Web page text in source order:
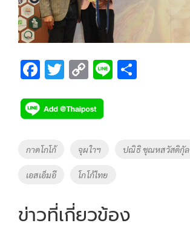
F
e
b
o
o
k
T
tt
er
C
p
y
Li
n
k
Li
Tags
กาดโกโก้ จุผใาฯ ปณิธิ ชุณหสวัสดิกัุล
เอสเอ็มอี โกโก้ไทย
ข่าวที่เกี่ยวข้อง